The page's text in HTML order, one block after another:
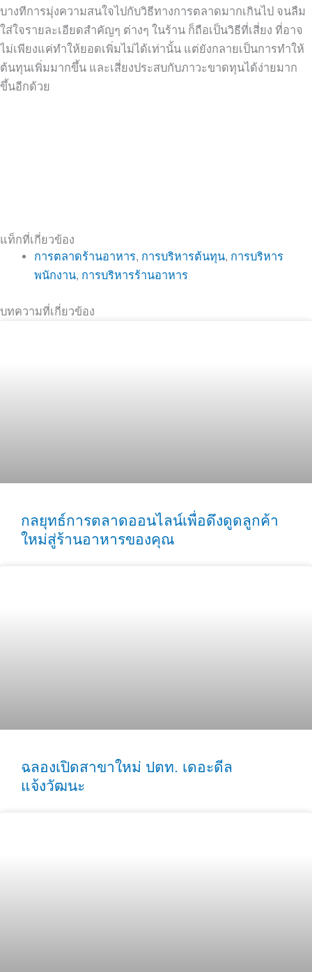
บางทีการมุ่งความสนใจไปกับวิธีทางการตลาดมากเกินไป จนลืม
ใส่ใจรายละเอียดสำคัญๆ ต่างๆ ในร้าน ก็ถือเป็นวิธีที่เสี่ยง ที่อาจ
ไม่เพียงแค่ทำให้ยอดเพิ่มไม่ได้เท่านั้น แต่ยังกลายเป็นการทำให้
ต้นทุนเพิ่มมากขึ้น และเสี่ยงประสบกับภาวะขาดทุนได้ง่ายมาก
ขึ้นอีกด้วย
แท็กที่เกี่ยวข้อง
การตลาดร้านอาหาร, การบริหารต้นทุน, การบริหาร
พนักงาน, การบริหารร้านอาหาร
บทความที่เกี่ยวข้อง
กลยุทธ์การตลาดออนไลน์เพื่อดึงดูดลูกค้า
ใหม่สู่ร้านอาหารของคุณ
ฉลองเปิดสาขาใหม่ ปตท. เดอะดีล
แจ้งวัฒนะ